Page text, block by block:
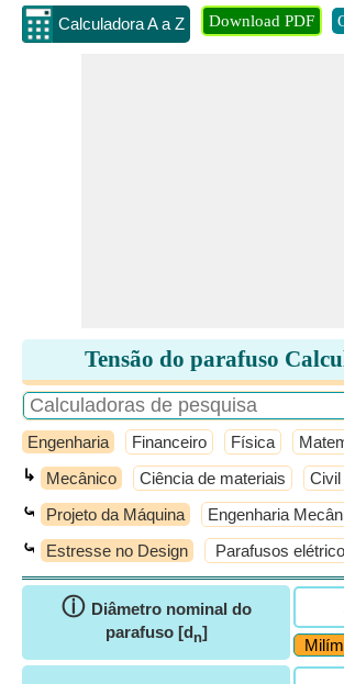
Calculadora A a Z Download PDF
Tensão do parafuso
Engenharia Financeiro Física
↳ Mecânico Ciência de materiais Civil
⤿ Projeto da Máquina Engenharia
⤿ Estresse no Design Parafusos
ⓘ Diâmetro nominal do
parafuso [dn]